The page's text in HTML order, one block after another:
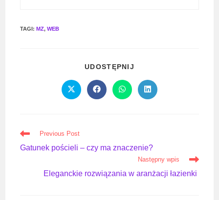
TAGI:MZ, WEB
UDOSTĘPNIJ
CONTENT
Opens
in
Opens
in
Opens
in
Opens
in
Read
articles
Previous Post
Gatunek pościeli – czy ma znaczenie?
Następny wpis
Eleganckie rozwiązania w aranżacji łazienki